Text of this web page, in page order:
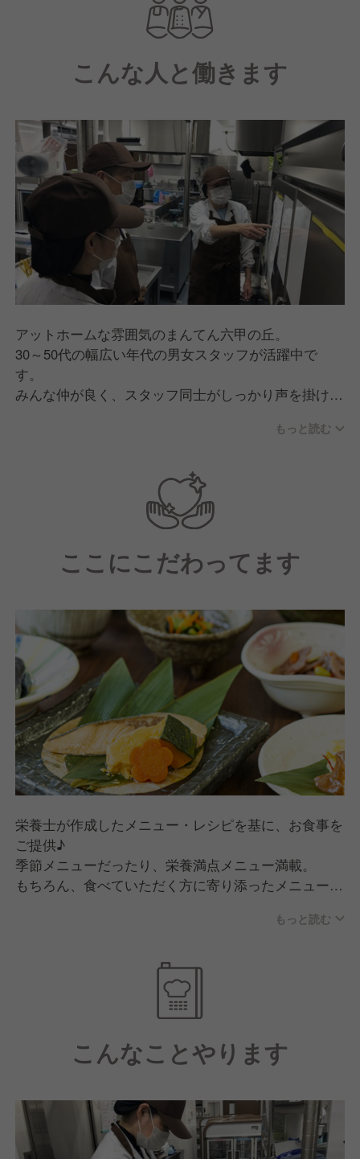
こんな人と働きます
アットホームな雰囲気のまんてん六甲の丘。
30～50代の幅広い年代の男女スタッフが活躍中で
す。
みんな仲が良く、スタッフ同士がしっかり声を掛け合
入居者様が美味しく、楽しく食事ができるように
スタッフ一同心を込めてお食事の提供をしています♪
もっと読む
ここにこだわってます
栄養士が作成したメニュー・レシピを基に、お食事を
ご提供♪
季節メニューだったり、栄養満点メニュー満載。
もちろん、食べていただく方に寄り添ったメニュー内
のメニューは味はしっかりと！でも塩分は控えてとこ
だわりぬいています☆彡
毎日の違うメニューで食事の楽しさを実感していただ
けるように心がけています。
もっと読む
こんなことやります